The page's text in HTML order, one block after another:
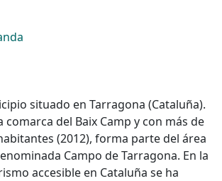
situado en Tarragona (Cataluña).
comarca del Baix Camp y con más de
(2012), forma parte del área
Campo de Tarragona. En la
accesible en Cataluña se ha